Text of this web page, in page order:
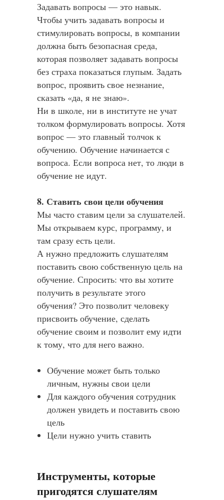
Задавать вопросы — это навык.
Чтобы учить задавать вопросы и
стимулировать вопросы, в компании
должна быть безопасная среда,
которая позволяет задавать вопросы
без страха показаться глупым. Задать
вопрос, проявить свое незнание,
сказать «да, я не знаю».
Ни в школе, ни в институте не учат
толком формулировать вопросы. Хотя
вопрос — это главный толчок к
обучению. Обучение начинается с
вопроса. Если вопроса нет, то люди в
обучение не идут.
8. Ставить свои цели обучения
Мы часто ставим цели за слушателей.
Мы открываем курс, программу, и
там сразу есть цели.
А нужно предложить слушателям
поставить свою собственную цель на
обучение. Спросить: что вы хотите
получить в результате этого
обучения? Это позволит человеку
присвоить обучение, сделать
обучение своим и позволит ему идти
к тому, что для него важно.
Обучение может быть только
личным, нужны свои цели
Для каждого обучения сотрудник
должен увидеть и поставить свою
цель
Цели нужно учить ставить
Инструменты, которые
пригодятся слушателям